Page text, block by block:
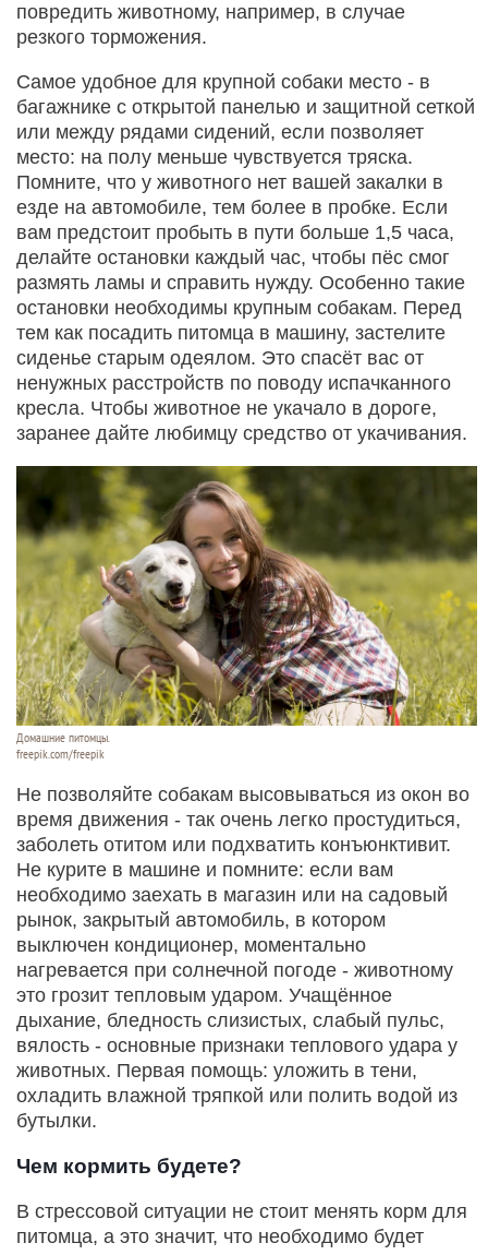
повредить животному, например, в случае
резкого торможения.
Самое удобное для крупной собаки место - в
багажнике с открытой панелью и защитной сеткой
или между рядами сидений, если позволяет
место: на полу меньше чувствуется тряска.
Помните, что у животного нет вашей закалки в
езде на автомобиле, тем более в пробке. Если
вам предстоит пробыть в пути больше 1,5 часа,
делайте остановки каждый час, чтобы пёс смог
размять ламы и справить нужду. Особенно такие
остановки необходимы крупным собакам. Перед
тем как посадить питомца в машину, застелите
сиденье старым одеялом. Это спасёт вас от
ненужных расстройств по поводу испачканного
кресла. Чтобы животное не укачало в дороге,
заранее дайте любимцу средство от укачивания.
Домашние питомцы.
freepik.com/freepik
Не позволяйте собакам высовываться из окон во
время движения - так очень легко простудиться,
заболеть отитом или подхватить конъюнктивит.
Не курите в машине и помните: если вам
необходимо заехать в магазин или на садовый
рынок, закрытый автомобиль, в котором
выключен кондиционер, моментально
нагревается при солнечной погоде - животному
это грозит тепловым ударом. Учащённое
дыхание, бледность слизистых, слабый пульс,
вялость - основные признаки теплового удара у
животных. Первая помощь: уложить в тени,
охладить влажной тряпкой или полить водой из
бутылки.
Чем кормить будете?
В стрессовой ситуации не стоит менять корм для
питомца, а это значит, что необходимо будет